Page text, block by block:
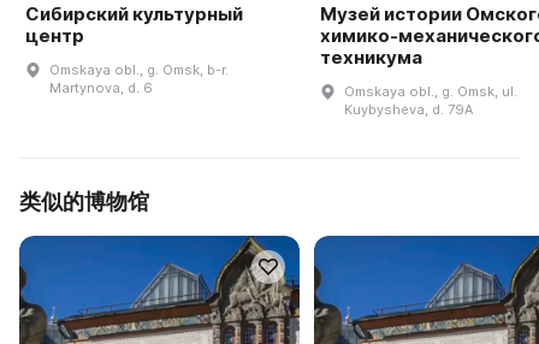
Сибирский культурный
центр
Omskaya obl., g. Omsk, b-r.
Martynova, d. 6
Музей истории
химико-
техникума
Omskaya obl., g. Omsk, ul.
Kuybysheva, d. 79A
类似的博物馆